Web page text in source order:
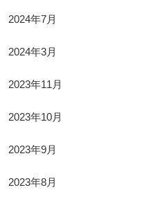
2024年7月
2024年3月
2023年11月
2023年10月
2023年9月
2023年8月